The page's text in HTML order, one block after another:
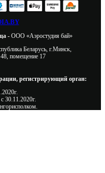
- ООО «Аэростудия бай»
Беларусь, г.Минск,
помещение 17
регистрирующий орган:
с 30.11.2020г.